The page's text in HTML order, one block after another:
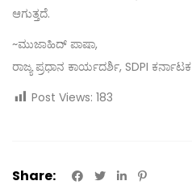
ಆಗುತ್ತದೆ.
~ಮುಜಾಹಿದ್ ಪಾಷಾ,
ರಾಜ್ಯ ಪ್ರಧಾನ ಕಾರ್ಯದರ್ಶಿ, SDPI ಕರ್ನಾಟಕ
Post Views: 183
Share: